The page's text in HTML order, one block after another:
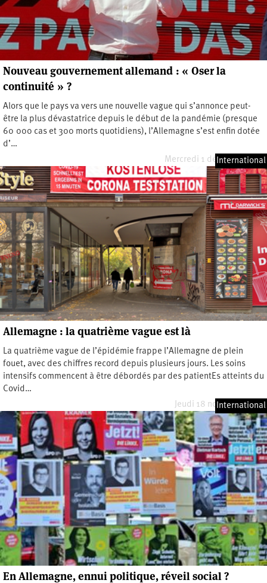
Nouveau gouvernement allemand : « Oser la
continuité » ?
Alors que le pays va vers une nouvelle vague qui s’annonce peut-
être la plus dévastatrice depuis le début de la pandémie (presque
60 000 cas et 300 morts quotidiens), l’Allemagne s’est enfin dotée
d’…
Mercredi 1 décembre 2021
International
Allemagne : la quatrième vague est là
La quatrième vague de l’épidémie frappe l’Allemagne de plein
fouet, avec des chiffres record depuis plusieurs jours. Les soins
intensifs commencent à être débordés par des patientEs atteints du
Covid…
Jeudi 18 novembre 2021
International
En Allemagne, ennui politique, réveil social ?